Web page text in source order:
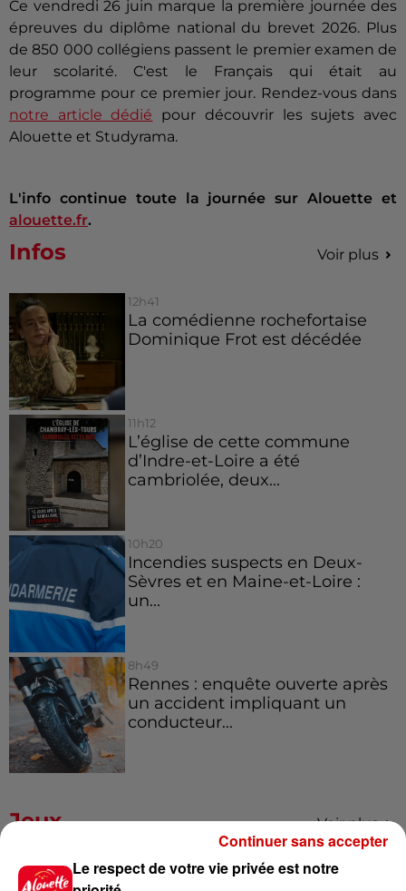
Ce vendredi 26 juin marque la première journée des
épreuves du diplôme national du brevet 2026. Plus
de 850 000 collégiens passent le premier examen de
leur scolarité. C'est le Français qui était au
programme pour ce premier jour. Rendez-vous dans
notre article dédié pour découvrir les sujets avec
Alouette et Studyrama.
L'info continue toute la journée sur Alouette et
alouette.fr.
Infos Voir plus
12h41
La comédienne rochefortaise
Dominique Frot est décédée
11h12
L’église de cette commune
d’Indre-et-Loire a été
cambriolée, deux...
10h20
Incendies suspects en Deux-
Sèvres et en Maine-et-Loire :
un...
8h49
Rennes : enquête ouverte après
un accident impliquant un
conducteur...
Jeux Voir plus
Gagnez vos places pour le
Le respect de votre vie privée est notre
Continuer sans accepter